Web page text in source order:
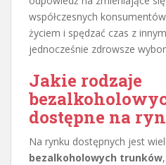
współczesnych
życiem i spędzać czas z
jednocześnie zdrowsze
Jakie rodzaje
dostępne na
Na rynku dostępnych jest
bezalkoholowych trunków